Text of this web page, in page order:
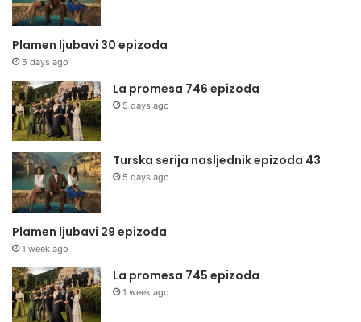
Plamen ljubavi 30 epizoda
5 days ago
La promesa 746 epizoda
5 days ago
Turska serija nasljednik epizoda 43
5 days ago
Plamen ljubavi 29 epizoda
1 week ago
La promesa 745 epizoda
1 week ago